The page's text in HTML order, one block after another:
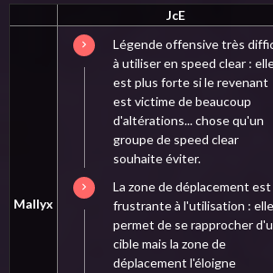
JcE
Mallyx
Légende offensive très
à utiliser en speed clear :
est plus forte si le revenant
est victime de beaucoup
d'altérations... chose qu'un
groupe de speed clear
souhaite éviter.
La zone de déplacement est
frustrante à l'utilisation : elle
permet de se rapprocher
cible mais la zone de
déplacement l'éloigne